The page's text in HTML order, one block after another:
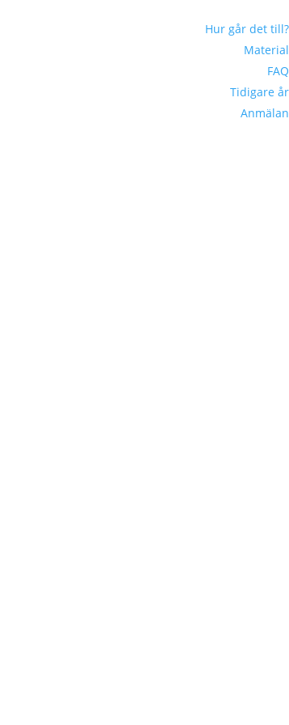
Hur går det till?
Material
FAQ
Tidigare år
Anmälan